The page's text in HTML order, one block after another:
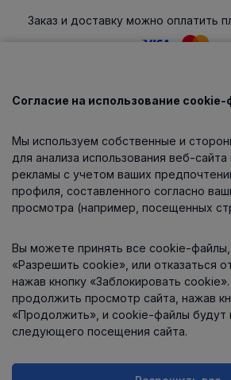
Заказ и доставку можно оплатить
Каталог
О компании
Информация
Контакты
Согласие на использование cookie-
Мы используем собственные и
для анализа использования веб-сайта
рекламы с учетом ваших
профиля, составленного согласно
просмотра (например, посещенных
Вы можете принять все cookie-файлы,
«Разрешить cookie», или отказаться
нажав кнопку «Заблокировать
продолжить просмотр сайта, нажав
«Продолжить», и cookie-файлы будут
следующего посещения сайта.